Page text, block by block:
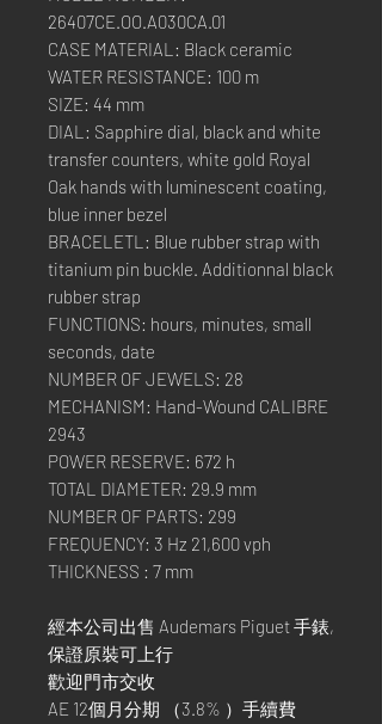
26407CE.OO.A030CA.01
CASE MATERIAL: Black ceramic
WATER RESISTANCE: 100 m
SIZE: 44 mm
DIAL: Sapphire dial, black and white
transfer counters, white gold Royal
Oak hands with luminescent coating,
blue inner bezel
BRACELETL: Blue rubber strap with
titanium pin buckle. Additionnal black
rubber strap
FUNCTIONS: hours, minutes, small
seconds, date
NUMBER OF JEWELS: 28
MECHANISM: Hand-Wound CALIBRE
2943
POWER RESERVE: 672 h
TOTAL DIAMETER: 29.9 mm
NUMBER OF PARTS: 299
FREQUENCY: 3 Hz 21,600 vph
THICKNESS : 7 mm
經本公司出售 Audemars Piguet 手錶,
保證原裝可上行
歡迎門市交收
AE 12個月分期 （3.8% ）手續費